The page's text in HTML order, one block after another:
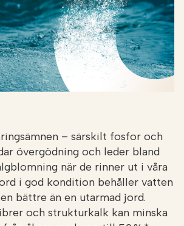
– särskilt fosfor och
övergödning och leder bland
när de rinner ut i våra
i god kondition behåller vatten
bättre än en utarmad jord.
och strukturkalk kan minska